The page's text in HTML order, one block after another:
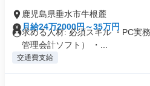
鹿児島県垂水市牛根麓
月給24万2000円～35万円
求める人材: 必須スキル ・PC実
管理会計ソフト） ・...
交通費支給